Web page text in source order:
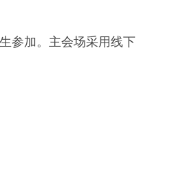
参加。主会场采用线下